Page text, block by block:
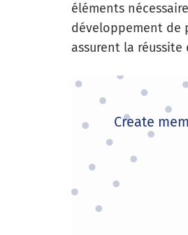
éléments
développement de
assurent la réussite
Create